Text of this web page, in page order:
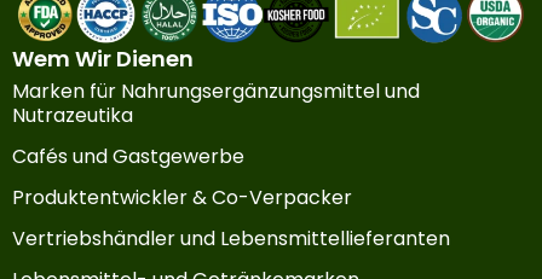
Wem Wir Dienen
Marken für Nahrungsergänzungsmittel und
Nutrazeutika
Cafés und Gastgewerbe
Produktentwickler & Co-Verpacker
Vertriebshändler und Lebensmittellieferanten